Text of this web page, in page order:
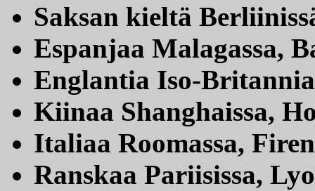
Saksan kieltä
Espanjaa Malagassa,
Englantia Iso-
Kiinaa Shanghaissa,
Italiaa Roomassa,
Ranskaa Pariisissa,